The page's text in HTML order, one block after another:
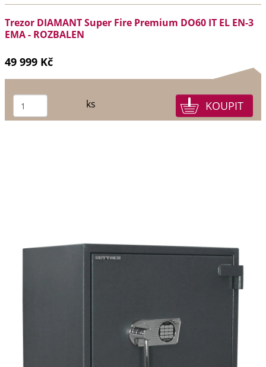
Trezor DIAMANT Super Fire Premium DO60 IT EL EN-3
EMA - ROZBALEN
49 999 Kč
ks